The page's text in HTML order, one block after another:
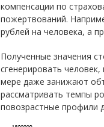
компенсации по
пожертвований.
рублей на человека, а
Полученные значения
сгенерировать
мере даже занижают
рассматривать темпы
повозрастные профили